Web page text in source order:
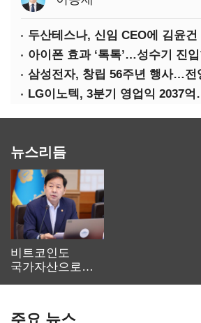
두산테스나, 신임 CEO에 김윤건
아이폰 효과 ‘톡톡’…성수기 진
LG이노텍, 3분기 영업익 2037
뉴스리듬
비트코인도
국가자산으로…'
주요 뉴스